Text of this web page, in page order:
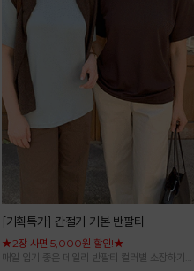
[기획특가] 간절기 기본 반팔티
★2장 사면 5,000원 할인!★
매일 입기 좋은 데일리 반팔티 컬러별 소장하기